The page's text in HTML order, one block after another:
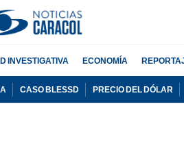
INVESTIGATIVA ECONOMÍA
CASO BLESSD PRECIO DEL DÓLAR